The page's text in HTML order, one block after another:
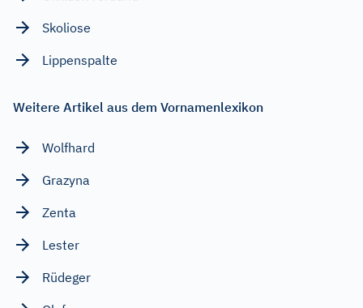
Skoliose
Lippenspalte
Weitere Artikel aus dem Vornamenlexikon
Wolfhard
Grazyna
Zenta
Lester
Rüdeger